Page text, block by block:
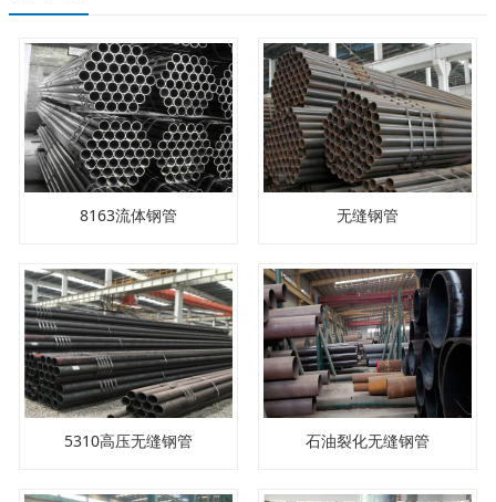
8163流体钢管 无缝钢管
5310高压无缝钢管 石油裂化无缝钢管